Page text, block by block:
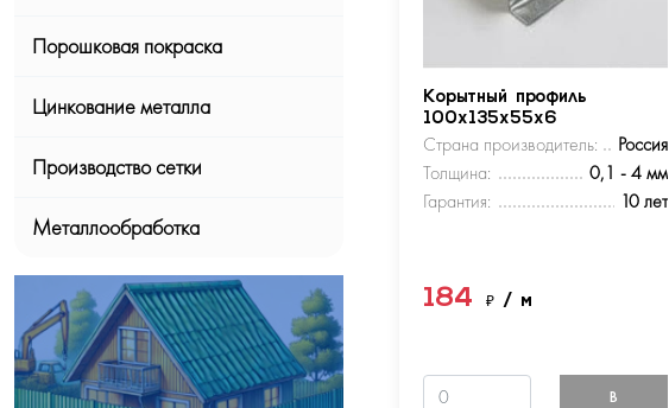
Порошковая покраска
Цинкование металла
Производство сетки
Металлообработка
Корытный профиль
100х135х55х6
Страна производитель:
Россия
Толщина:
0,1 - 4 мм
Гарантия:
10 лет
184₽/ м
В